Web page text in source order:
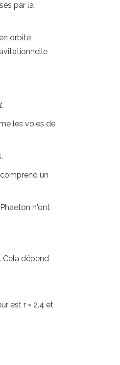
par la
orbite
.
les voies de
un
n'ont
Cela dépend
est r = 2.4 et